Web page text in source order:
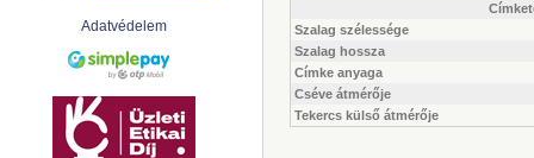
Adatvédelem
Szalag szélessége
Szalag hossza
Címke anyaga
Cséve átmérője
Tekercs külső átmérője